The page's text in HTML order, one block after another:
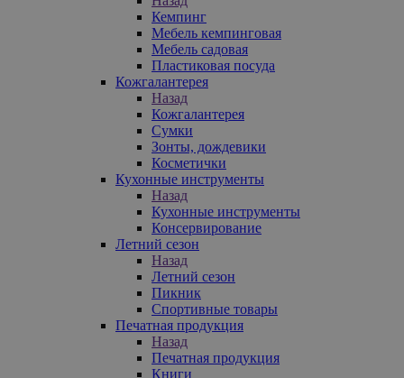
Кемпинг
Мебель кемпинговая
Мебель садовая
Пластиковая посуда
Кожгалантерея
Назад
Кожгалантерея
Сумки
Зонты, дождевики
Косметички
Кухонные инструменты
Назад
Кухонные инструменты
Консервирование
Летний сезон
Назад
Летний сезон
Пикник
Спортивные товары
Печатная продукция
Назад
Печатная продукция
Книги